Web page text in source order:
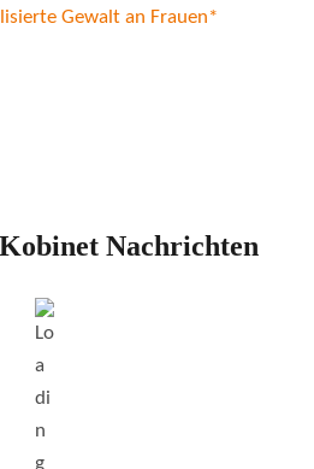
Gewalt an Frauen*
Kobinet Nachrichten